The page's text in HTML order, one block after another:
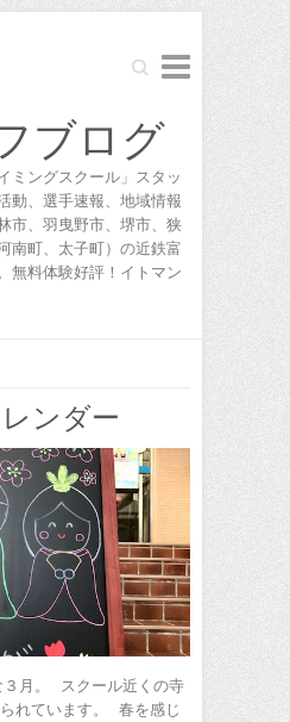
Search
ブログ
ミングスクール」スタッ
動、選手速報、地域情報
市、羽曳野市、堺市、狭
南町、太子町）の近鉄富
無料体験好評！イトマン
ンダー
３月。 スクール近くの寺
れています。 春を感じ